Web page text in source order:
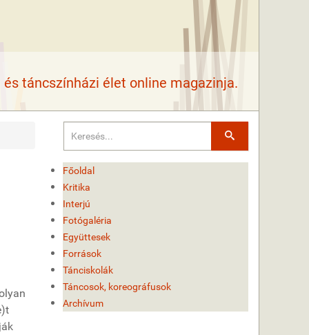
táncszínházi élet online magazinja.
Keresés
Főoldal
Kritika
Interjú
Fotógaléria
Együttesek
Források
Tánciskolák
Táncosok, koreográfusok
Archívum